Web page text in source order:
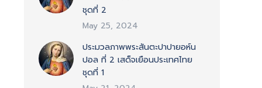
ชุดที่ 2
May 25, 2024
ประมวลภาพพระสันตะปาปายอห์น
ปอล ที่ 2 เสด็จเยือนประเทศไทย
ชุดที่ 1